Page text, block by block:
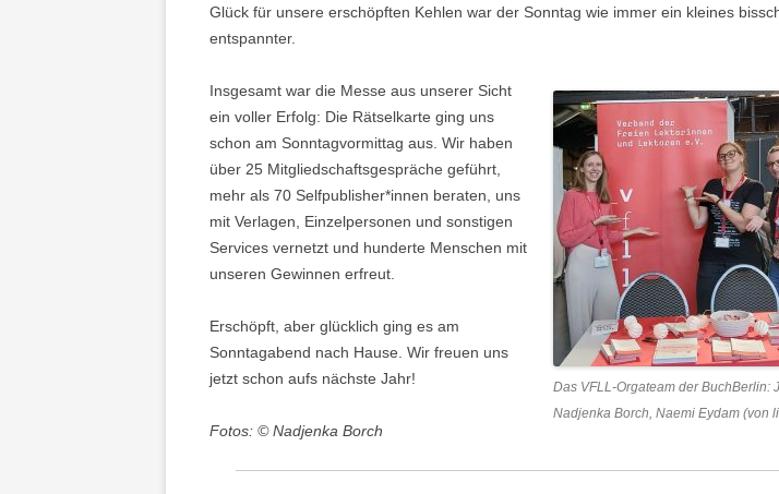
Glück für unsere erschöpften Kehlen war der Sonntag wie immer ein kleines
entspannter.
Das VFLL-Orgateam der BuchBerlin:
Nadjenka Borch, Naemi Eydam (von
Insgesamt war die Messe aus unserer Sicht
ein voller Erfolg: Die Rätselkarte ging uns
schon am Sonntagvormittag aus. Wir haben
über 25 Mitgliedschaftsgespräche geführt,
mehr als 70 Selfpublisher*innen beraten, uns
mit Verlagen, Einzelpersonen und sonstigen
Services vernetzt und hunderte Menschen mit
unseren Gewinnen erfreut.
Erschöpft, aber glücklich ging es am
Sonntagabend nach Hause. Wir freuen uns
jetzt schon aufs nächste Jahr!
Fotos: © Nadjenka Borch